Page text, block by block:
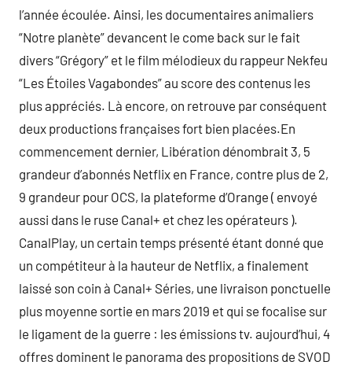
l’année écoulée. Ainsi, les documentaires animaliers
“Notre planète” devancent le come back sur le fait
divers “Grégory” et le film mélodieux du rappeur Nekfeu
“Les Étoiles Vagabondes” au score des contenus les
plus appréciés. Là encore, on retrouve par conséquent
deux productions françaises fort bien placées.En
commencement dernier, Libération dénombrait 3, 5
grandeur d’abonnés Netflix en France, contre plus de 2,
9 grandeur pour OCS, la plateforme d’Orange ( envoyé
aussi dans le ruse Canal+ et chez les opérateurs ).
CanalPlay, un certain temps présenté étant donné que
un compétiteur à la hauteur de Netflix, a finalement
laissé son coin à Canal+ Séries, une livraison ponctuelle
plus moyenne sortie en mars 2019 et qui se focalise sur
le ligament de la guerre : les émissions tv. aujourd’hui, 4
offres dominent le panorama des propositions de SVOD